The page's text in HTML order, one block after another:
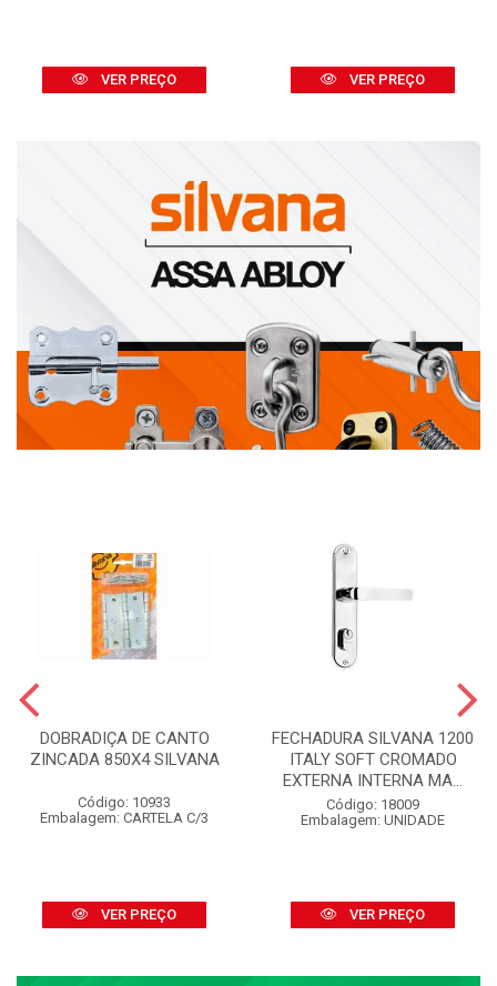
VER PREÇO VER PREÇO
DOBRADIÇA DE CANTO
ZINCADA 850X4 SILVANA
Código: 10933
Embalagem: CARTELA C/3
VER PREÇO
FECHADURA SILVANA 1200
ITALY SOFT CROMADO
EXTERNA INTERNA MA...
Código: 18009
Embalagem: UNIDADE
VER PREÇO